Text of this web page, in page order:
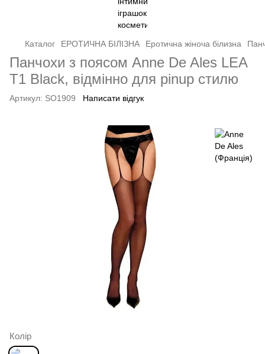
Каталог ЕРОТИЧНА БІЛІЗНА Еротична жіноча білизна
Панчохи з поясом Anne De Ales LEA
T1 Black, відмінно для pinup стилю
Артикул: SO1909 Написати відгук
Колір